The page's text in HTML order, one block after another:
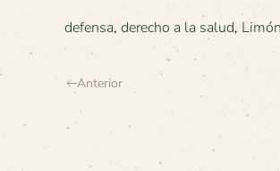
defensa, derecho a la salud, Limón
Anterior